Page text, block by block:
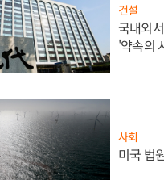
건설
국내외
'약속의
사회
미국 법